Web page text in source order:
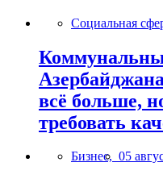
Социальная
всё больше,
требовать
Бизнес, 05